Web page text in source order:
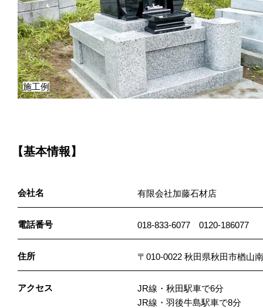
施工例
【基本情報】
会社名 有限会社加藤石材店
電話番号 018-833-6077 0120-186077
住所 〒010-0022 秋田県秋田市楢山
アクセス
JR線・秋田駅車で6分
JR線・羽後牛島駅車で8分